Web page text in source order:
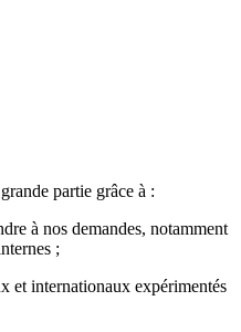
partie grâce à :
à nos demandes, notamment
;
et internationaux expérimentés